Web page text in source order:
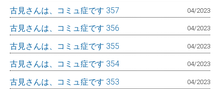
古見さんは、コミュ症です 357 04/2023
古見さんは、コミュ症です 356 04/2023
古見さんは、コミュ症です 355 04/2023
古見さんは、コミュ症です 354 04/2023
古見さんは、コミュ症です 353 04/2023